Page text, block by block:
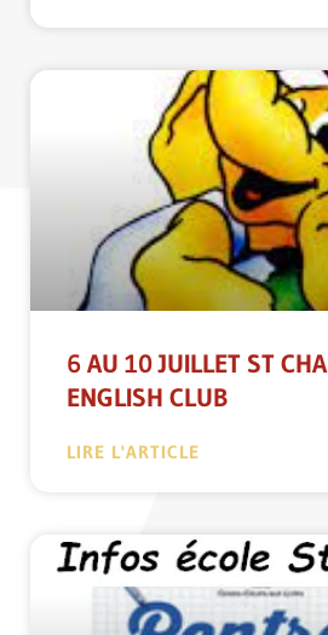
6 AU 10 JUILLET ST
ENGLISH CLUB
LIRE L'ARTICLE